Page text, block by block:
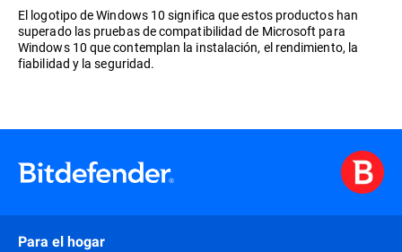
El logotipo de Windows 10 significa que estos productos han
superado las pruebas de compatibilidad de Microsoft para
Windows 10 que contemplan la instalación, el rendimiento, la
fiabilidad y la seguridad.
Para el hogar